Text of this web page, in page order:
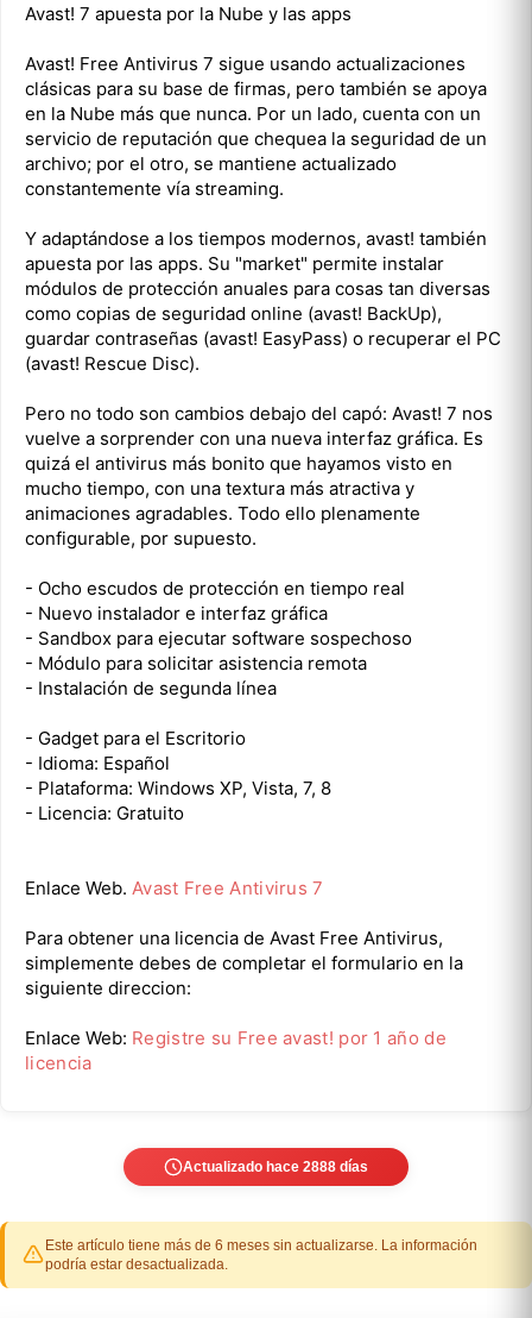
Avast! 7 apuesta por la Nube y las apps
Avast! Free Antivirus 7 sigue usando actualizaciones
clásicas para su base de firmas, pero también se apoya
en la Nube más que nunca. Por un lado, cuenta con un
servicio de reputación que chequea la seguridad de un
archivo; por el otro, se mantiene actualizado
constantemente vía streaming.
Y adaptándose a los tiempos modernos, avast! también
apuesta por las apps. Su "market" permite instalar
módulos de protección anuales para cosas tan diversas
como copias de seguridad online (avast! BackUp),
guardar contraseñas (avast! EasyPass) o recuperar el PC
(avast! Rescue Disc).
Pero no todo son cambios debajo del capó: Avast! 7 nos
vuelve a sorprender con una nueva interfaz gráfica. Es
quizá el antivirus más bonito que hayamos visto en
mucho tiempo, con una textura más atractiva y
animaciones agradables. Todo ello plenamente
configurable, por supuesto.
- Ocho escudos de protección en tiempo real
- Nuevo instalador e interfaz gráfica
- Sandbox para ejecutar software sospechoso
- Módulo para solicitar asistencia remota
- Instalación de segunda línea
- Gadget para el Escritorio
- Idioma: Español
- Plataforma: Windows XP, Vista, 7, 8
- Licencia: Gratuito
Enlace Web. Avast Free Antivirus 7
Para obtener una licencia de Avast Free Antivirus,
simplemente debes de completar el formulario en la
siguiente direccion:
Enlace Web: Registre su Free avast! por 1 año de
licencia
Actualizado hace 2888 días
Este artículo tiene más de 6 meses sin actualizarse. La información
podría estar desactualizada.